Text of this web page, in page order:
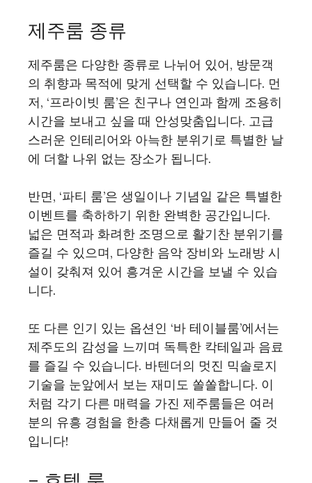
제주룸 종류
제주룸은 다양한 종류로 나뉘어 있어, 방문객
의 취향과 목적에 맞게 선택할 수 있습니다. 먼
저, ‘프라이빗 룸’은 친구나 연인과 함께 조용히
시간을 보내고 싶을 때 안성맞춤입니다. 고급
스러운 인테리어와 아늑한 분위기로 특별한 날
에 더할 나위 없는 장소가 됩니다.
반면, ‘파티 룸’은 생일이나 기념일 같은 특별한
이벤트를 축하하기 위한 완벽한 공간입니다.
넓은 면적과 화려한 조명으로 활기찬 분위기를
즐길 수 있으며, 다양한 음악 장비와 노래방 시
설이 갖춰져 있어 흥겨운 시간을 보낼 수 있습
니다.
또 다른 인기 있는 옵션인 ‘바 테이블룸’에서는
제주도의 감성을 느끼며 독특한 칵테일과 음료
를 즐길 수 있습니다. 바텐더의 멋진 믹솔로지
기술을 눈앞에서 보는 재미도 쏠쏠합니다. 이
처럼 각기 다른 매력을 가진 제주룸들은 여러
분의 유흥 경험을 한층 다채롭게 만들어 줄 것
입니다!